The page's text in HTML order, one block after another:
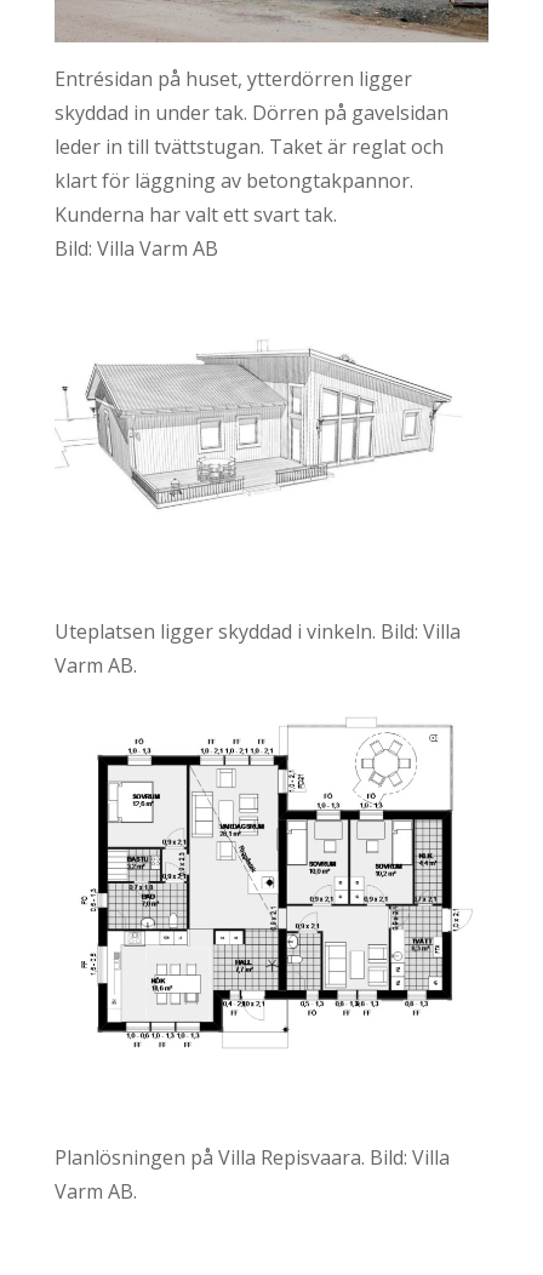
Entrésidan på huset, ytterdörren ligger
skyddad in under tak. Dörren på gavelsidan
leder in till tvättstugan. Taket är reglat och
klart för läggning av betongtakpannor.
Kunderna har valt ett svart tak.
Bild: Villa Varm AB
Uteplatsen ligger skyddad i vinkeln. Bild: Villa
Varm AB.
Planlösningen på Villa Repisvaara. Bild: Villa
Varm AB.